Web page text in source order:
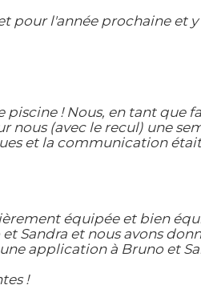
l'année prochaine et
! Nous, en tant que
nous (avec le recul) une
et la communication
équipée et bien
Sandra et nous avons
application à Bruno et
!